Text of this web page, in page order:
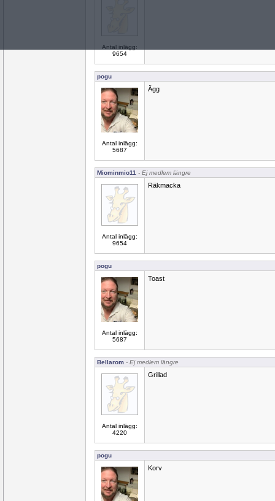
Antal inlägg:
9654
pogu
Antal inlägg:
5687
Ägg
Miominmio11 - Ej medlem längre
Antal inlägg:
9654
Räkmacka
pogu
Antal inlägg:
5687
Toast
Bellarom - Ej medlem längre
Antal inlägg:
4220
Grillad
pogu
Korv